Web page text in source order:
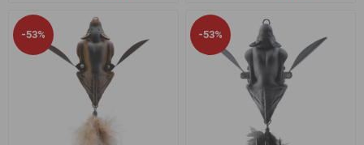
-53% -53%